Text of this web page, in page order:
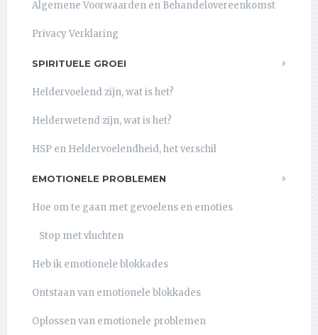
Algemene Voorwaarden en Behandelovereenkomst
Privacy Verklaring
SPIRITUELE GROEI
Heldervoelend zijn, wat is het?
Helderwetend zijn, wat is het?
HSP en Heldervoelendheid, het verschil
EMOTIONELE PROBLEMEN
Hoe om te gaan met gevoelens en emoties
Stop met vluchten
Heb ik emotionele blokkades
Ontstaan van emotionele blokkades
Oplossen van emotionele problemen